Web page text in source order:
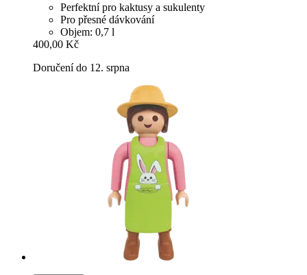
Perfektní pro kaktusy a sukulenty
Pro přesné dávkování
Objem: 0,7 l
400,00 Kč
Doručení do 12. srpna